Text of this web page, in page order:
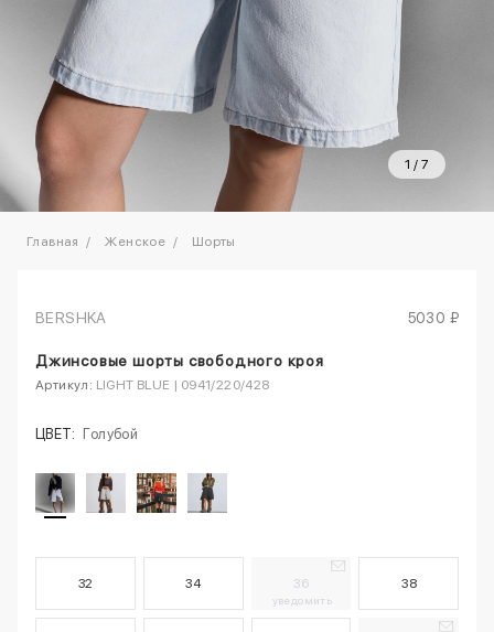
1 / 7
Главная Женское Шорты
BERSHKA 5030 ₽
Джинсовые шорты свободного кроя
Артикул: LIGHT BLUE | 0941/220/428
ЦВЕТ: Голубой
32 34 36
уведомить
38